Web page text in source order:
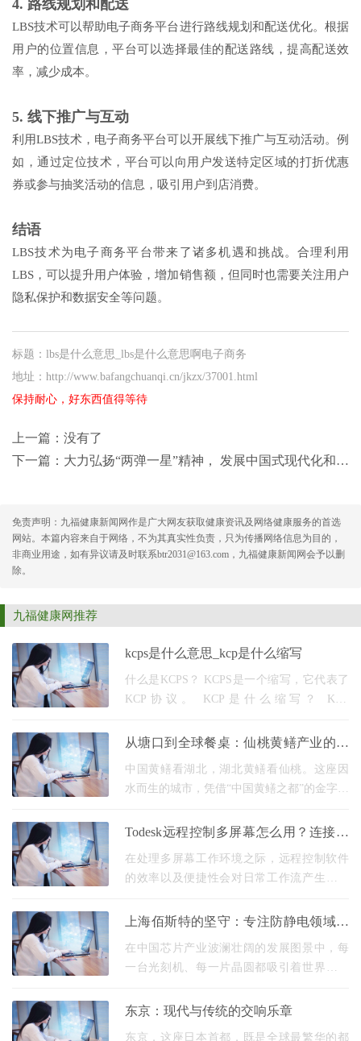
4. 路线规划和配送
LBS技术可以帮助电子商务平台进行路线规划和配送优化。根据
用户的位置信息，平台可以选择最佳的配送路线，提高配送效
率，减少成本。
5. 线下推广与互动
利用LBS技术，电子商务平台可以开展线下推广与互动活动。例
如，通过定位技术，平台可以向用户发送特定区域的打折优惠
券或参与抽奖活动的信息，吸引用户到店消费。
结语
LBS技术为电子商务平台带来了诸多机遇和挑战。合理利用
LBS，可以提升用户体验，增加销售额，但同时也需要关注用户
隐私保护和数据安全等问题。
标题：lbs是什么意思_lbs是什么意思啊电子商务
地址：http://www.bafangchuanqi.cn/jkzx/37001.html
保持耐心，好东西值得等待
上一篇：没有了
下一篇： 大力弘扬“两弹一星”精神， 发展中国式现代化和新质生产力
免责声明：九福健康新闻网作是广大网友获取健康资讯及网络健康服务的首选
网站。本篇内容来自于网络，不为其真实性负责，只为传播网络信息为目的，
非商业用途，如有异议请及时联系btr2031@163.com，九福健康新闻网会予以删
除。
九福健康网推荐
kcps是什么意思_kcp是什么缩写
什么是KCPS？ KCPS是一个缩写，它代表了
KCP协议。 KCP是什么缩写？ KCP
议”。 什么是KCP协议？ KCP协议是一种网络
从塘口到全球餐桌：仙桃黄鳝产业的蜕
变密码
中国黄鳝看湖北，湖北黄鳝看仙桃。这座因
水而生的城市，凭借“中国黄鳝之都”的金字招
养殖、精深加工、跨境贸易于一体的现代化
Todesk远程控制多屏幕怎么用？连接设
置与模式选择技巧全解析
在处理多屏幕工作环境之际，远程控制软件
的效率以及便捷性会对日常工作流产生直接
持方面具备基础功能，然而存在一些适配细
上海佰斯特的坚守：专注防静电领域，
护航“中国芯”_佰斯特POUSTO
在中国芯片产业波澜壮阔的发展图景中，每
一台光刻机、每一片晶圆都吸引着世界的目
虽不常聚光，却至关重要 ——那就是为芯片
东京：现代与传统的交响乐章
东京，这座日本首都，既是全球最繁华的都